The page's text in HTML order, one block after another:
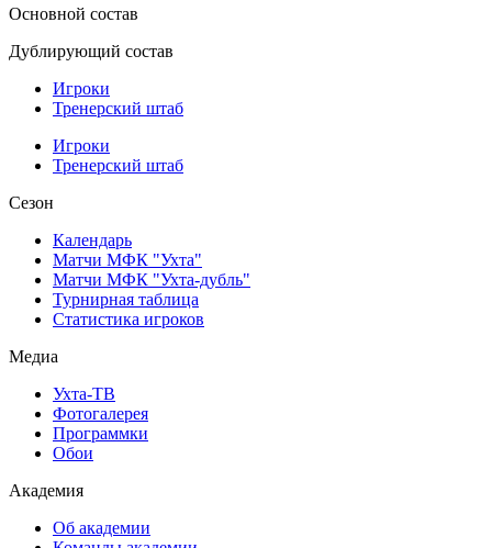
Основной состав
Дублирующий состав
Игроки
Тренерский штаб
Игроки
Тренерский штаб
Сезон
Календарь
Матчи МФК "Ухта"
Матчи МФК "Ухта-дубль"
Турнирная таблица
Статистика игроков
Медиа
Ухта-ТВ
Фотогалерея
Программки
Обои
Академия
Об академии